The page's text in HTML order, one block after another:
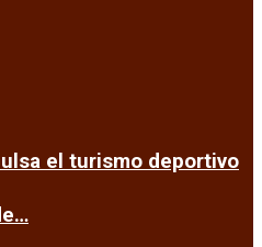
el turismo deportivo